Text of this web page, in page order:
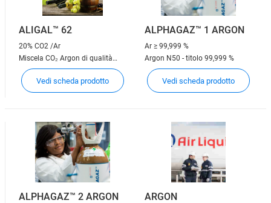
ALIGAL™ 62
20% CO2 /Ar
Miscela CO₂ Argon di qualità
alimentare 80/20
Vedi scheda prodotto
ALPHAGAZ™ 1 ARGON
Ar ≥ 99,999 %
Argon N50 - titolo 99,999 %
Vedi scheda prodotto
ALPHAGAZ™ 2 ARGON ARGON